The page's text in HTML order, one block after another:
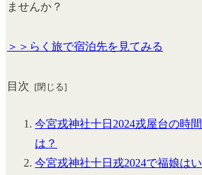
ませんか？
＞＞らく旅で宿泊先を見てみる
目次
今宮戎神社十日2024戎屋台の時間
は？
今宮戎神社十日戎2024で福娘はい